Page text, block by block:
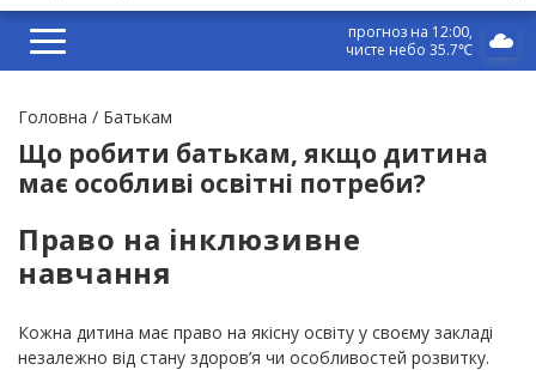
прогноз на 12:00
чисте небо 35.7℃
Рядок
навіґації
Головна Батькам
Що робити батькам, якщо дитина
має особливі освітні потреби?
Право на інклюзивне
навчання
Кожна дитина має право на якісну освіту у своєму закладі
незалежно від стану здоров’я чи особливостей розвитку.